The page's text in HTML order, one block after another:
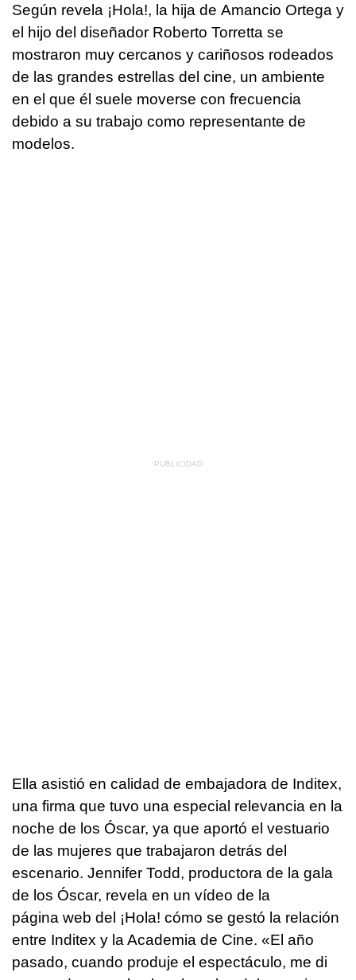
Según revela ¡Hola!, la hija de Amancio Ortega y
el hijo del diseñador Roberto Torretta se
mostraron muy cercanos y cariñosos rodeados
de las grandes estrellas del cine, un ambiente
en el que él suele moverse con frecuencia
debido a su trabajo como representante de
modelos.
Ella asistió en calidad de embajadora de Inditex,
una firma que tuvo una especial relevancia en la
noche de los Óscar, ya que aportó el vestuario
de las mujeres que trabajaron detrás del
escenario. Jennifer Todd, productora de la gala
de los Óscar, revela en un vídeo de la
página web del ¡Hola! cómo se gestó la relación
entre Inditex y la Academia de Cine. «El año
pasado, cuando produje el espectáculo, me di